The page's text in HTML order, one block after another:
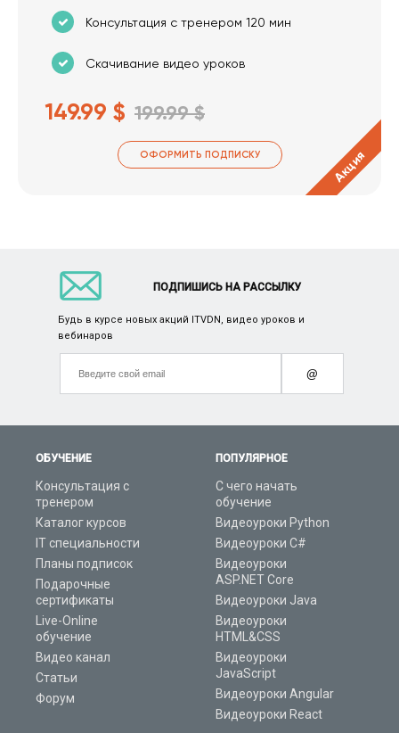
Консультация с тренером 120 мин
Скачивание видео уроков
149.99 $ 199.99 $
ОФОРМИТЬ ПОДПИСКУ Акция
ОБУЧЕНИЕ
Консультация с
тренером
Каталог курсов
IT специальности
Планы подписок
Подарочные
сертификаты
Live-Online
обучение
Видео канал
Статьи
Форум
ПОПУЛЯРНОЕ
С чего начать
обучение
Видеоуроки Python
Видеоуроки C#
Видеоуроки
ASP.NET Core
Видеоуроки Java
Видеоуроки
HTML&CSS
Видеоуроки
JavaScript
Видеоуроки Angular
Видеоуроки React
ПОДПИШИСЬ НА РАССЫЛКУ
Будь в курсе новых акций ITVDN, видео уроков и
вебинаров
@